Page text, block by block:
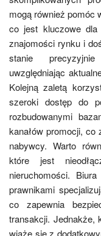
mogą również pomóc
co jest kluczowe dla
znajomości rynku i
stanie
uwzględniając
Kolejną zaletą
szeroki dostęp do
rozbudowanymi
kanałów promocji,
nabywcy. Warto
które jest
nieruchomości.
prawnikami
co zapewnia
transakcji. Jednakże,
wiąże się z